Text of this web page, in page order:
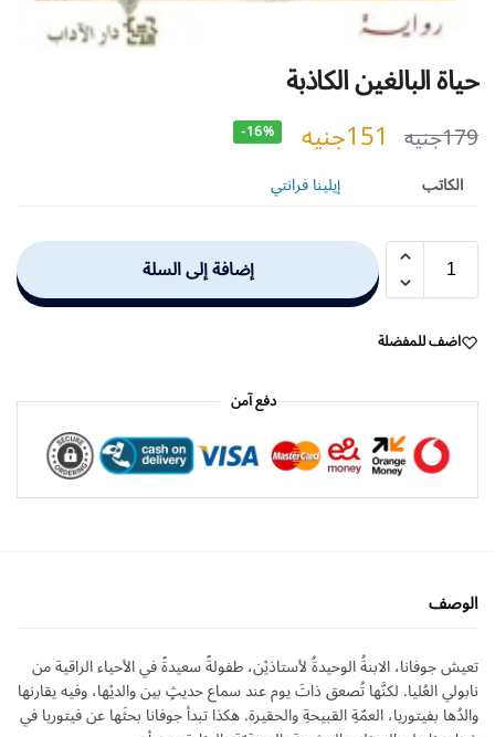
حياة البالغين الكاذبة
179جنيه 151جنيه -16%
الكاتب إيلينا فرانتي
إضافة إلى السلة
اضف للمفضلة
دفع آمن
الوصف
تعيش جوفانا، الابنةُ الوحيدةُ لأستاذيْن، طفولةً سعيدةً في الأحياء الراقية من
نابولي العُليا. لكنَّها تُصعق ذاتَ يوم عند سماع حديثٍ بين والديْها، وفيه يقارنها
والدُها بفيتوريا، العمّةِ القبيحةِ والحقيرة. هكذا تبدأ جوفانا بحثَها عن فيتوريا في